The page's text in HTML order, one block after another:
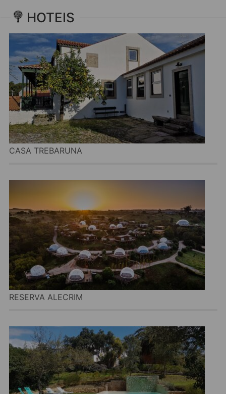
HOTEIS
CASA TREBARUNA
RESERVA ALECRIM